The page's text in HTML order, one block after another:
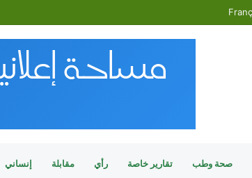
صحة وطب تقارير خاصة رأي مقابلة إنساني